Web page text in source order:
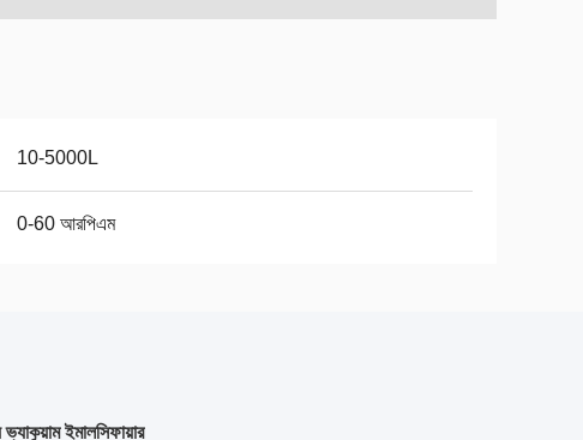
10-5000L
0-60 আরপিএম
ইমালসিফায়ার